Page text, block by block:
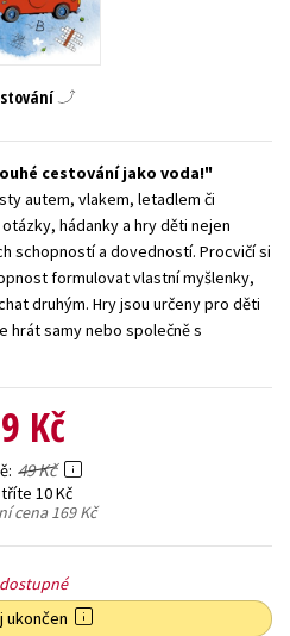
literatura
tituly
cestování jako voda!
autem, vlakem, letadlem či
hádanky a hry děti nejen
schopností a dovedností. Procvičí si
formulovat vlastní myšlenky,
druhým. Hry jsou určeny pro děti
hrát samy nebo společně s
Kč
49 Kč
10 Kč
cena169 Kč
ukončen